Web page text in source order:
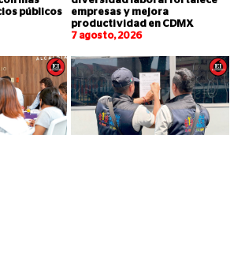
públicos
empresas y mejora
productividad en CDMX
7 agosto, 2026